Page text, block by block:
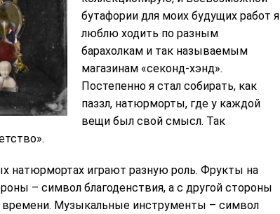
бутафории для моих будущих работ я
люблю ходить по разным
барахолкам и так называемым
магазинам «секонд-хэнд».
Постепенно я стал собирать, как
паззл, натюрморты, где у каждой
вещи был свой смысл. Так
натюрмортах играют разную роль. Фрукты на
– символ благоденствия, а с другой стороны
Музыкальные инструменты – символ